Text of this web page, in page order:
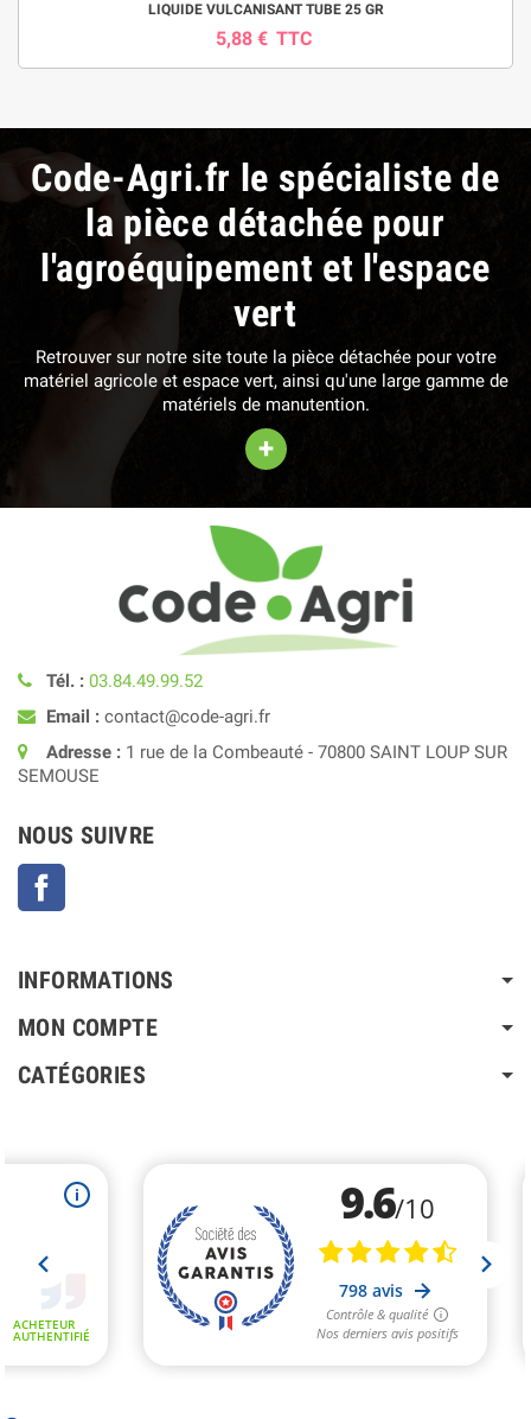
LIQUIDE VULCANISANT TUBE 25 GR
5,88 € TTC
Code-Agri.fr le spécialiste de
la pièce détachée pour
l'agroéquipement et l'espace
vert
Retrouver sur notre site toute la pièce détachée pour votre
matériel agricole et espace vert, ainsi qu'une large gamme de
matériels de manutention.
+
Tél. : 03.84.49.99.52
Email : contact@code-agri.fr
Adresse : 1 rue de la Combeauté - 70800 SAINT LOUP SUR
SEMOUSE
NOUS SUIVRE
INFORMATIONS
MON COMPTE
CATÉGORIES